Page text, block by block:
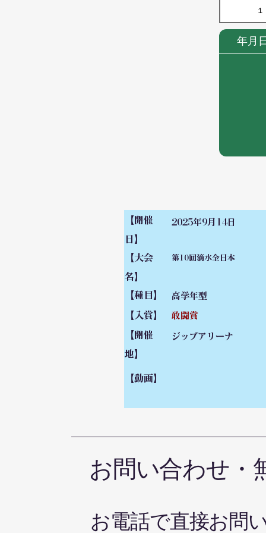
年月
【開催
日】
2025年9月14日
【大会
名】
第10回滴水全日本
【種目】 高学年型
【開催
地】
ジップアリーナ
【入賞】 敢闘賞
【動画】
お問い合わせ・
お電話で直接お問